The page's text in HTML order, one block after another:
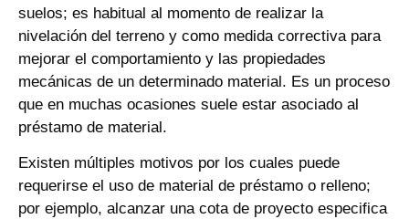
suelos; es habitual al momento de realizar la
nivelación del terreno y como medida correctiva para
mejorar el comportamiento y las propiedades
mecánicas de un determinado material. Es un proceso
que en muchas ocasiones suele estar asociado al
préstamo de material.
Existen múltiples motivos por los cuales puede
requerirse el uso de material de préstamo o relleno;
por ejemplo, alcanzar una cota de proyecto especifica